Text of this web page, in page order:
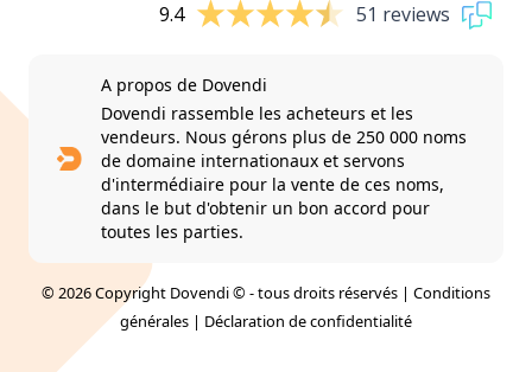
9.4 51 reviews
A propos de Dovendi
Dovendi rassemble les acheteurs et les
vendeurs. Nous gérons plus de 250 000 noms
de domaine internationaux et servons
d'intermédiaire pour la vente de ces noms,
dans le but d'obtenir un bon accord pour
toutes les parties.
© 2026 Copyright Dovendi © - tous droits réservés | Conditions
générales | Déclaration de confidentialité